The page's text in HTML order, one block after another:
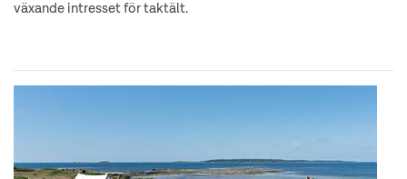
växande intresset för taktält.